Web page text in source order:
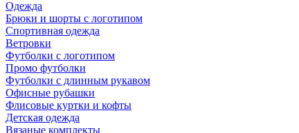
Одежда
Брюки и шорты с логотипом
Спортивная одежда
Ветровки
Футболки с логотипом
Промо футболки
Футболки с длинным рукавом
Офисные рубашки
Флисовые куртки и кофты
Детская одежда
Вязаные комплекты